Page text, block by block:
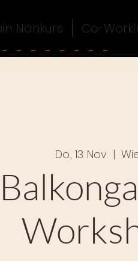
Nähkurs Co-
Do., 13. Nov.
  |